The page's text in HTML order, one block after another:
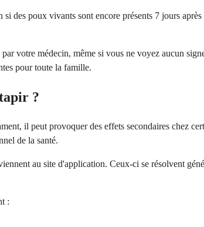
des poux vivants sont encore présents 7 jours
votre médecin, même si vous ne voyez aucun
pour toute la famille.
?
il peut provoquer des effets secondaires chez
de la santé.
au site d'application. Ceux-ci se résolvent
: